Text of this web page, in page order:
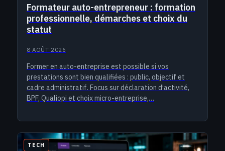
Formateur auto-entrepreneur : formation
professionnelle, démarches et choix du
statut
8 AOÛT 2026
Former en auto-entreprise est possible si vos
prestations sont bien qualifiées : public, objectif et
cadre administratif. Focus sur déclaration d’activité,
BPF, Qualiopi et choix micro-entreprise,…
TECH